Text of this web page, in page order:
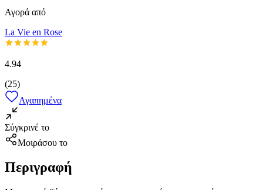
Αγορά από
La Vie en Rose
4.94
(25)
Αγαπημένα
Σύγκρινέ το
Μοιράσου το
Περιγραφή